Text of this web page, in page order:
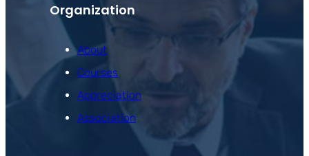
Organization
About
Courses
Appreciation
Association